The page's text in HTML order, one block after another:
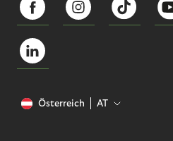
Österreich AT